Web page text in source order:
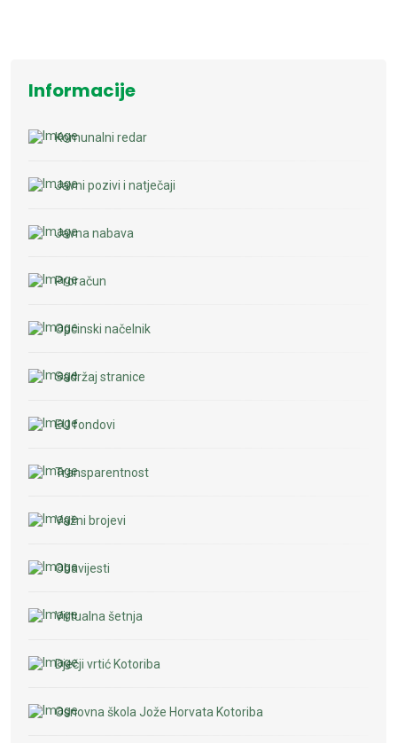
Informacije
Komunalni redar
Javni pozivi i natječaji
Javna nabava
Proračun
Općinski načelnik
Sadržaj stranice
EU fondovi
Transparentnost
Važni brojevi
Obavijesti
Virtualna šetnja
Dječji vrtić Kotoriba
Osnovna škola Jože Horvata Kotoriba